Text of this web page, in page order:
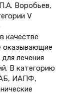
Воробьев,
V
качестве
оказывающие
лечения
В категорию
ИАПФ,